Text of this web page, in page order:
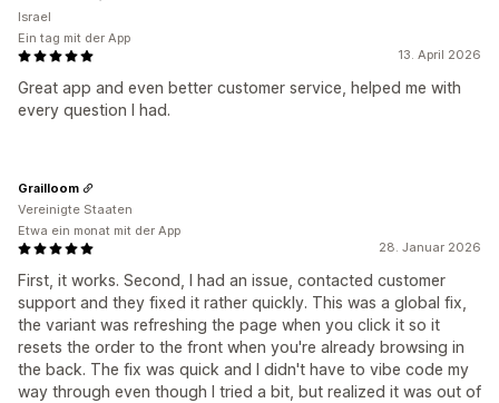
13. April 2026
Great app and even better customer service, helped me with
every question I had.
Israel
Ein tag mit der App
28. Januar 2026
First, it works. Second, I had an issue, contacted customer
support and they fixed it rather quickly. This was a global fix,
the variant was refreshing the page when you click it so it
resets the order to the front when you're already browsing in
the back. The fix was quick and I didn't have to vibe code my
way through even though I tried a bit, but realized it was out of
Grailloom
Vereinigte Staaten
Etwa ein monat mit der App